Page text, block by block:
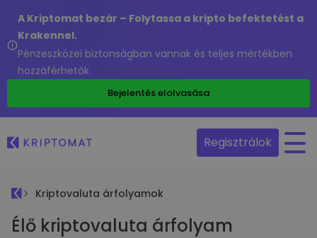
A Kriptomat bezár – Folytassa a kripto befektetést a
Krakennel.
Pénzeszközei biztonságban vannak és teljes mértékben
hozzáférhetők.
Bejelentés elolvasása
Regisztrálok
Kriptovaluta árfolyamok
Élő kriptovaluta árfolyam